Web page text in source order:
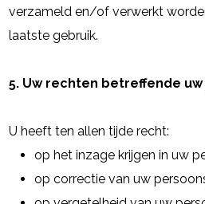
verzameld en/of verwerkt
laatste gebruik.
5. Uw rechten betreffende
U heeft ten allen tijde recht:
op het inzage krijgen in uw
op correctie van uw